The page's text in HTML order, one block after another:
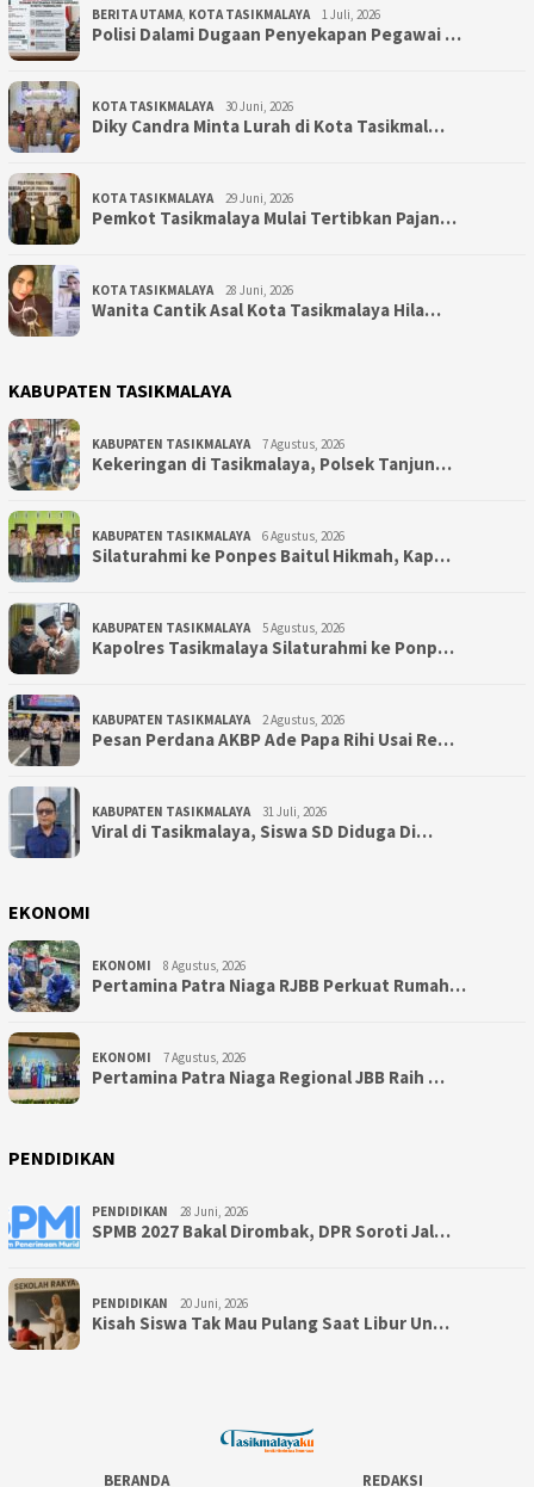
BERITA UTAMA, KOTA TASIKMALAYA 1 Juli, 2026
Polisi Dalami Dugaan Penyekapan Pegawai …
KOTA TASIKMALAYA 30 Juni, 2026
Diky Candra Minta Lurah di Kota Tasikmal…
KOTA TASIKMALAYA 29 Juni, 2026
Pemkot Tasikmalaya Mulai Tertibkan Pajan…
KOTA TASIKMALAYA 28 Juni, 2026
Wanita Cantik Asal Kota Tasikmalaya Hila…
KABUPATEN TASIKMALAYA
KABUPATEN TASIKMALAYA 7 Agustus, 2026
Kekeringan di Tasikmalaya, Polsek Tanjun…
KABUPATEN TASIKMALAYA 6 Agustus, 2026
Silaturahmi ke Ponpes Baitul Hikmah, Kap…
KABUPATEN TASIKMALAYA 5 Agustus, 2026
Kapolres Tasikmalaya Silaturahmi ke Ponp…
KABUPATEN TASIKMALAYA 2 Agustus, 2026
Pesan Perdana AKBP Ade Papa Rihi Usai Re…
KABUPATEN TASIKMALAYA 31 Juli, 2026
Viral di Tasikmalaya, Siswa SD Diduga Di…
EKONOMI
EKONOMI 8 Agustus, 2026
Pertamina Patra Niaga RJBB Perkuat Rumah…
EKONOMI 7 Agustus, 2026
Pertamina Patra Niaga Regional JBB Raih …
PENDIDIKAN
PENDIDIKAN 28 Juni, 2026
SPMB 2027 Bakal Dirombak, DPR Soroti Jal…
PENDIDIKAN 20 Juni, 2026
Kisah Siswa Tak Mau Pulang Saat Libur Un…
BERANDA REDAKSI